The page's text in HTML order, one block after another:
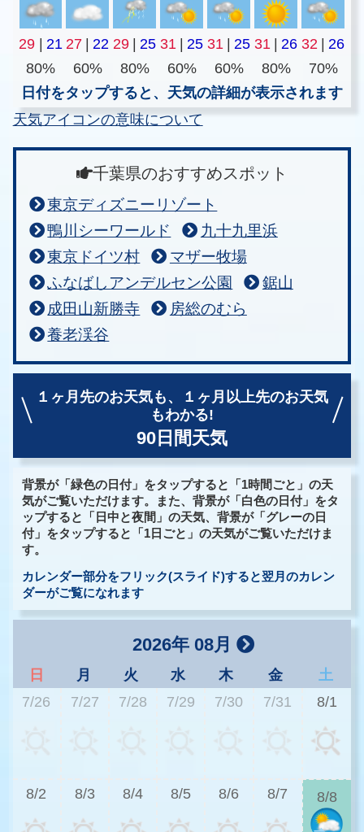
29 | 21 27 | 22 29 | 25 31 | 25 31 | 25 31 | 26 32 | 26
80%
60% 80% 60% 60% 80%
70%
日付をタップすると、天気の詳細が表示されます
天気アイコンの意味について
千葉県のおすすめスポット
東京ディズニーリゾート
鴨川シーワールド
九十九里浜
東京ドイツ村
マザー牧場
ふなばしアンデルセン公園
鋸山
成田山新勝寺
房総のむら
養老渓谷
１ヶ月先のお天気も、
１ヶ月以上先のお天気
もわかる!
90日間天気
背景が「緑色の日付」をタップすると「1時間ごと」の天
気がご覧いただけます。また、背景が「白色の日付」をタ
ップすると「日中と夜間」の天気、背景が「グレーの日
付」をタップすると「1日ごと」の天気がご覧いただけま
す。
カレンダー部分をフリック(スライド)すると翌月のカレン
ダーがご覧になれます
2026年 08月
日 月 火 水 木 金
土
7/26
7/27 7/28 7/29 7/30 7/31 8/1
8/2 8/3 8/4 8/5 8/6 8/7 8/8